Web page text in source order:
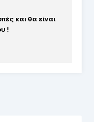
και θα είναι
!